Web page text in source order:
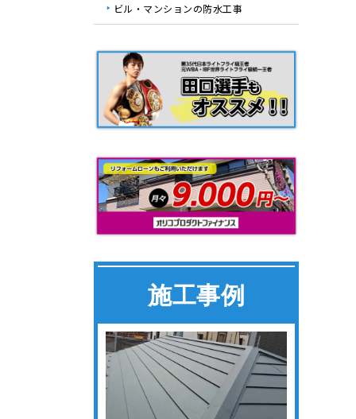
ビル・マンションの防水工事
施工事例